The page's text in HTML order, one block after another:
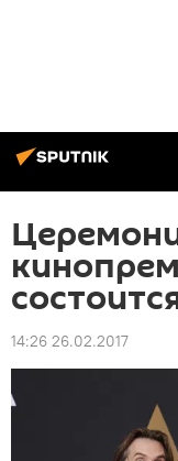
14:26 26.02.2017